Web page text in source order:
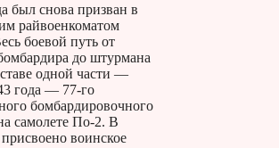
был снова призван в
райвоенкоматом
боевой путь от
до штурмана
одной части —
года — 77-го
бомбардировочного
самолете По-2. В
воинское